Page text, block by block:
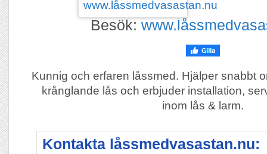
Besök:
Kunnig och erfaren låssmed. Hjälper snabbt
krånglande lås och erbjuder installation,
inom lås & larm.
Kontakta låssmedvasastan.nu: